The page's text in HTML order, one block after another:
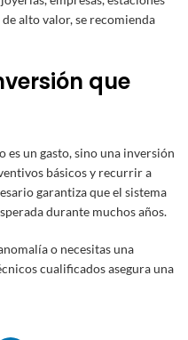
alto valor, se recomienda
que
es un gasto, sino una inversión
básicos y recurrir a
garantiza que el sistema
durante muchos años.
o necesitas una
cualificados asegura una